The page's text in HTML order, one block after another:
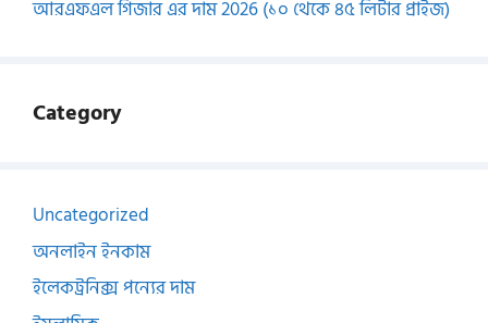
আরএফএল গিজার এর দাম 2026 (১০ থেকে ৪৫ লিটার প্রাইজ)
Category
Uncategorized
অনলাইন ইনকাম
ইলেকট্রনিক্স পন্যের দাম